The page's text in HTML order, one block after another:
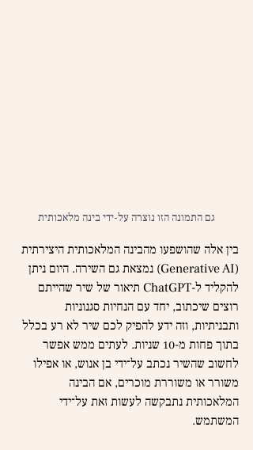
גם התמונה הזו נוצרה על-ידי בינה מלאכותית
בין אלה שהושפעו מהבינה המלאכותית היצירתית
(Generative AI) נמצאת גם השירה. היום ניתן
להקליד ל-ChatGPT תיאור של שיר שהייתם
רוצים שיכתוב, יחד עם הנחיות סגנוניות
ותבניתיות, וזה ידע להפיק לכם שיר לא רע בכלל
בתוך פחות מ-10 שניות. לעתים ממש אפשר
לחשוב שהשיר נכתב על־ידי בן אנוש, או אפילו
משורר או משוררת מוכרים, אם הבינה
המלאכותית נתבקשה לעשות זאת על־ידי
המשתמש.